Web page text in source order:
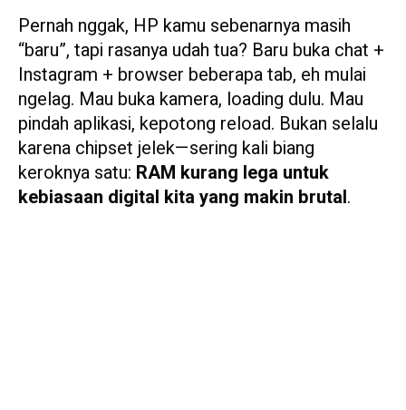
Pernah nggak, HP kamu sebenarnya masih
“baru”, tapi rasanya udah tua? Baru buka chat +
Instagram + browser beberapa tab, eh mulai
ngelag. Mau buka kamera, loading dulu. Mau
pindah aplikasi, kepotong reload. Bukan selalu
karena chipset jelek—sering kali biang
keroknya satu: RAM kurang lega untuk
kebiasaan digital kita yang makin brutal.